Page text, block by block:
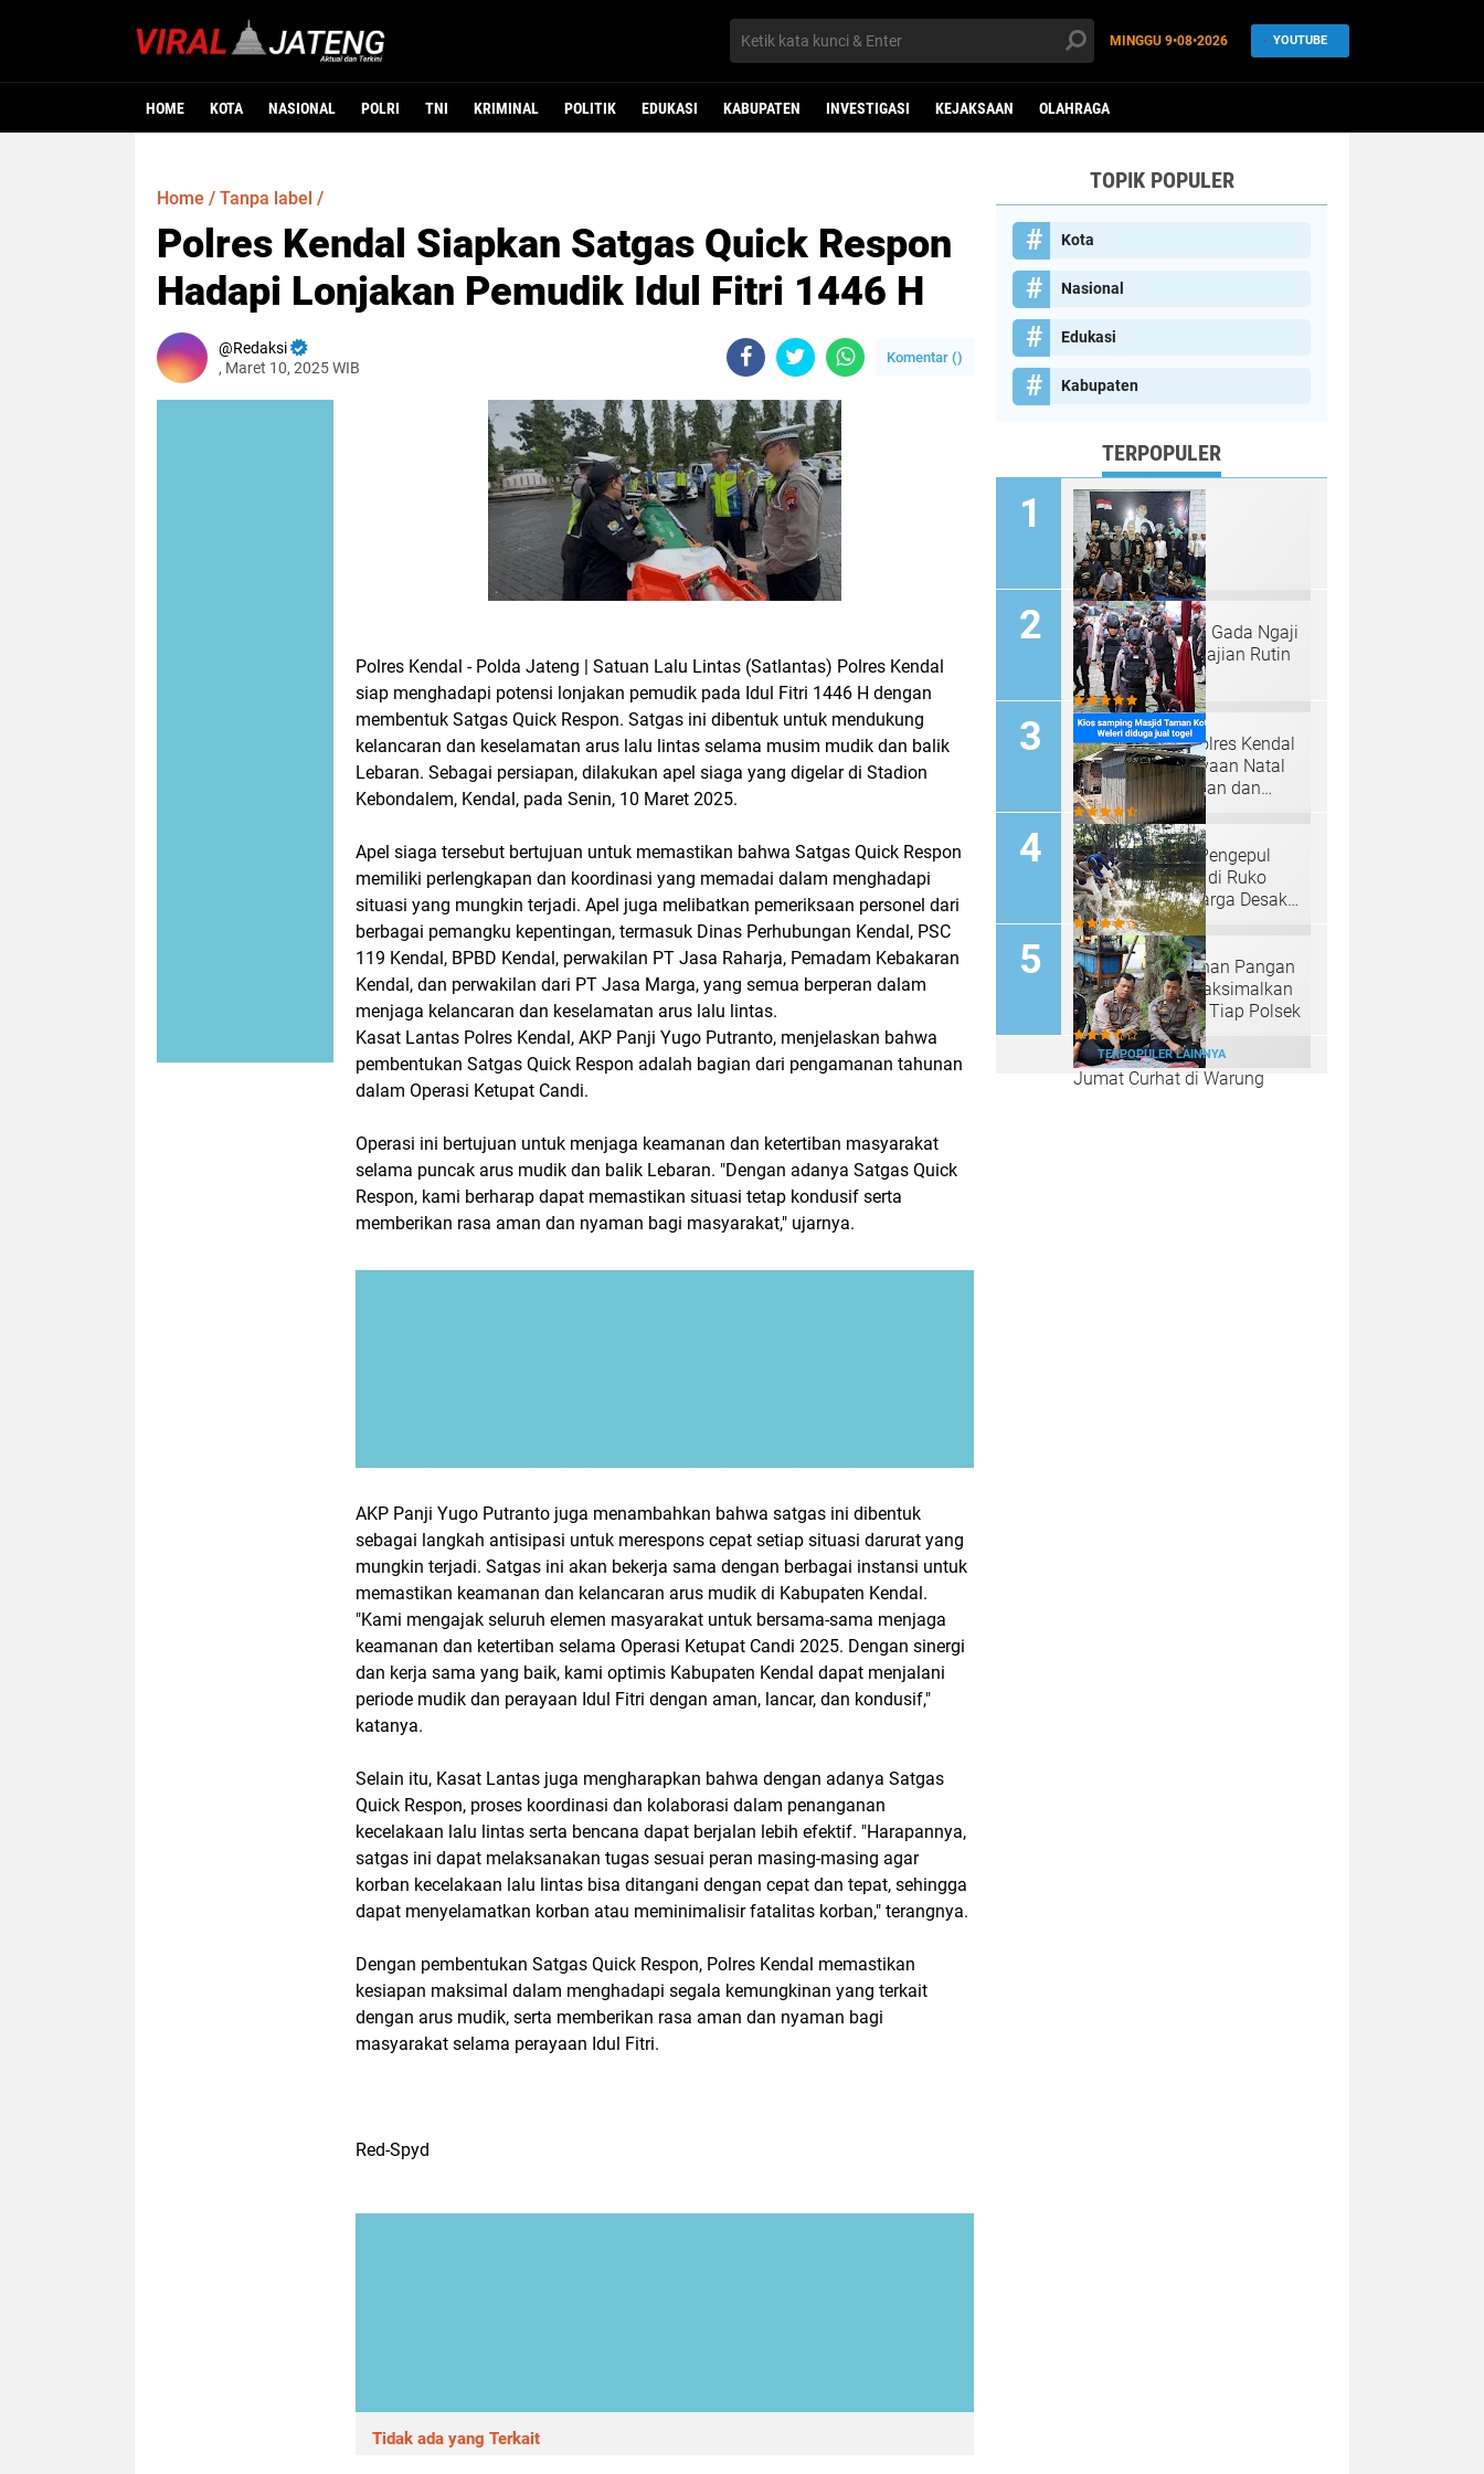
MINGGU 9•08•2026 YOUTUBE
HOME KOTA NASIONAL POLRI TNI KRIMINAL POLITIK EDUKASI KABUPATEN INVESTIGASI KEJAKSAAN OLAHRAGA
Home / Tanpa label /
Polres Kendal Siapkan Satgas Quick Respon
Hadapi Lonjakan Pemudik Idul Fitri 1446 H
Redaksi
, Maret 10, 2025 WIB
Komentar ()
Polres Kendal - Polda Jateng | Satuan Lalu Lintas (Satlantas) Polres Kendal
siap menghadapi potensi lonjakan pemudik pada Idul Fitri 1446 H dengan
membentuk Satgas Quick Respon. Satgas ini dibentuk untuk mendukung
kelancaran dan keselamatan arus lalu lintas selama musim mudik dan balik
Lebaran. Sebagai persiapan, dilakukan apel siaga yang digelar di Stadion
Kebondalem, Kendal, pada Senin, 10 Maret 2025.
Apel siaga tersebut bertujuan untuk memastikan bahwa Satgas Quick Respon
memiliki perlengkapan dan koordinasi yang memadai dalam menghadapi
situasi yang mungkin terjadi. Apel juga melibatkan pemeriksaan personel dari
berbagai pemangku kepentingan, termasuk Dinas Perhubungan Kendal, PSC
119 Kendal, BPBD Kendal, perwakilan PT Jasa Raharja, Pemadam Kebakaran
Kendal, dan perwakilan dari PT Jasa Marga, yang semua berperan dalam
menjaga kelancaran dan keselamatan arus lalu lintas.
Kasat Lantas Polres Kendal, AKP Panji Yugo Putranto, menjelaskan bahwa
pembentukan Satgas Quick Respon adalah bagian dari pengamanan tahunan
dalam Operasi Ketupat Candi.
Operasi ini bertujuan untuk menjaga keamanan dan ketertiban masyarakat
selama puncak arus mudik dan balik Lebaran. "Dengan adanya Satgas Quick
Respon, kami berharap dapat memastikan situasi tetap kondusif serta
memberikan rasa aman dan nyaman bagi masyarakat," ujarnya.
AKP Panji Yugo Putranto juga menambahkan bahwa satgas ini dibentuk
sebagai langkah antisipasi untuk merespons cepat setiap situasi darurat yang
mungkin terjadi. Satgas ini akan bekerja sama dengan berbagai instansi untuk
memastikan keamanan dan kelancaran arus mudik di Kabupaten Kendal.
"Kami mengajak seluruh elemen masyarakat untuk bersama-sama menjaga
keamanan dan ketertiban selama Operasi Ketupat Candi 2025. Dengan sinergi
dan kerja sama yang baik, kami optimis Kabupaten Kendal dapat menjalani
periode mudik dan perayaan Idul Fitri dengan aman, lancar, dan kondusif,"
katanya.
Selain itu, Kasat Lantas juga mengharapkan bahwa dengan adanya Satgas
Quick Respon, proses koordinasi dan kolaborasi dalam penanganan
kecelakaan lalu lintas serta bencana dapat berjalan lebih efektif. "Harapannya,
satgas ini dapat melaksanakan tugas sesuai peran masing-masing agar
korban kecelakaan lalu lintas bisa ditangani dengan cepat dan tepat, sehingga
dapat menyelamatkan korban atau meminimalisir fatalitas korban," terangnya.
Dengan pembentukan Satgas Quick Respon, Polres Kendal memastikan
kesiapan maksimal dalam menghadapi segala kemungkinan yang terkait
dengan arus mudik, serta memberikan rasa aman dan nyaman bagi
masyarakat selama perayaan Idul Fitri.
Red-Spyd
Tidak ada yang Terkait
TOPIK POPULER
Kota
Nasional
Edukasi
Kabupaten
TERPOPULER
Padepokan "Palu Gada Ngaji
Roso" Gelar Pengajian Rutin
Selapanan
Tim Sterilisasi Polres Kendal
Siap Kawal Perayaan Natal
2024 dengan Aman dan
Kondusif
Heboh! Dugaan Pengepul
Togel Beroperasi di Ruko
Sambungsari, Warga Desak
Polisi Turun Tangan”
Program Ketahanan Pangan
Polres Batang Maksimalkan
Lahan Kosong di Tiap Polsek
Jumat Curhat di Warung
TERPOPULER LAINNYA